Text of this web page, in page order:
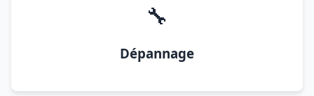
🔧
Dépannage